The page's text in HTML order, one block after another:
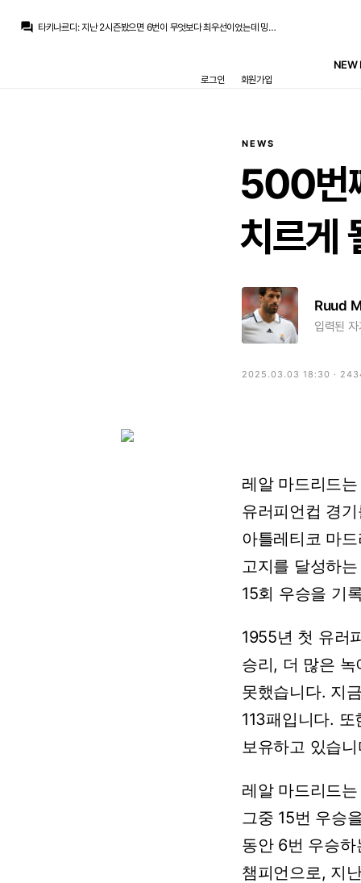
question_answer 타키나르디:지난 2시즌봤으면 6번이 무엇보다 최우선이었는데 밍기적거리더니 참
언론에서 호앙산이 잘못했니, 칼라팟이 잘못했니 하지만
NEW
로그인 회원가입
NEWS
500번
치르게
Ruud
입력된
2025.03.03 18:30 ·
레알 마드리드는
유러피언컵 경
아틀레티코 마
고지를 달성하는
15회 우승을 기
1955년 첫 유러
승리, 더 많은 녹
못했습니다. 지
113패입니다. 또
보유하고 있습
레알 마드리드는
그중 15번 우승
동안 6번 우승하
챔피언으로, 지